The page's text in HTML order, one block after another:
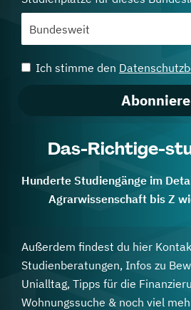
Ich stimme den
Das-Richtige-
Hunderte Studiengänge im
Agrarwissenschaft bis Z
Außerdem findest du hier
Studienberatungen, Infos zu
Unialltag, Tipps für die
Wohnungssuche & noch viel